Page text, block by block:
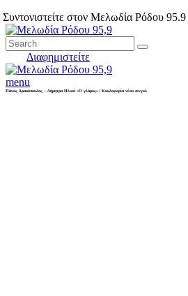
στον Μελωδία Ρόδου 95.9
Διαφημιστείτε
menu
Πάνος Δρακόπουλος – Δήμητρα Ηλιού «Ο γλάρος» | Κυκλοφορία νέου σινγκλ